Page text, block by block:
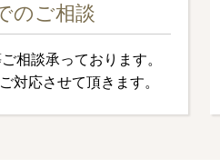
のご相談
相談承っております。
対応させて頂きます。